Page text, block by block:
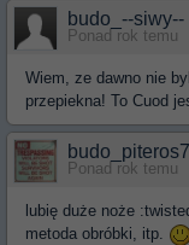
budo_--siwy--
Ponad rok temu
Wiem, ze dawno nie
przepiekna! To Cuod
Ponad rok temu
lubię duże noże
metoda obróbki, itp.